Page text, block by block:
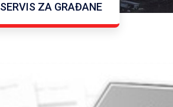
SERVIS ZA GRAĐANE